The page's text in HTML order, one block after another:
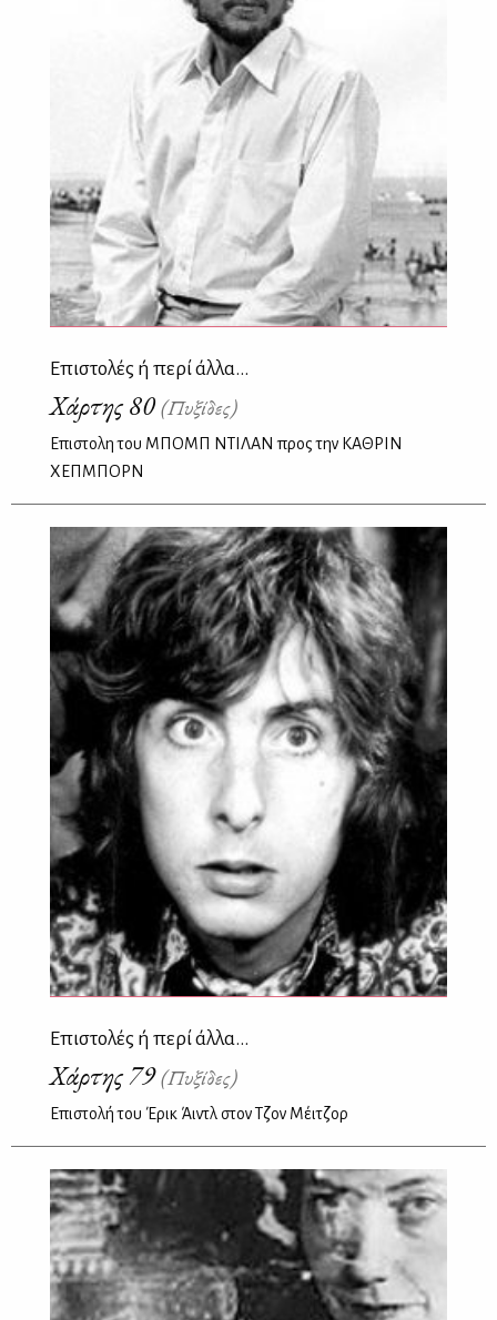
Επιστολές ή περί άλλα...
Χάρτης 80(Πυξίδες)
Επιστολη του ΜΠΟΜΠ ΝΤΙΛΑΝ προς την ΚΑΘΡΙΝ
ΧΕΠΜΠΟΡΝ
Επιστολές ή περί άλλα...
Χάρτης 79(Πυξίδες)
Επιστολή του Έρικ Άιντλ στον Τζον Μέιτζορ